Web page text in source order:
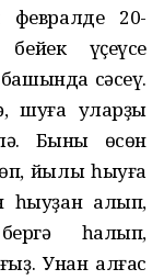
20-
үҫеүсе
сәсеү.
шуға уларҙы
Бының өсөн
йылы һыуға
һыуҙан алып,
һалып,
Унан алғас